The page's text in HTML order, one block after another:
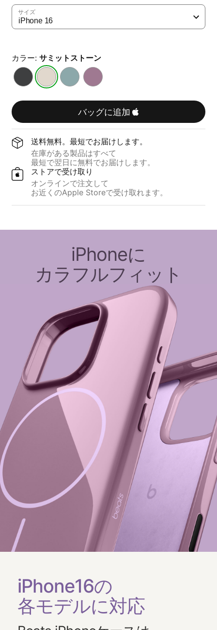
格サイズ
カラー: サミットストーン
ミ
ッ
ナ
ト
ブ
ラ
ク
サ
ミ
ト
ー
ン
リ
ッ
ド
ブ
ル
ー
サ
ン
ト
パ
ー
プ
ル
バッグに追加
送料無料。​​最短で​​お届けします。
在庫が​​ある​​製品は​​すべて
最短で​​翌日に​​無料で​​お届けします。
ストアで​​受け取り
オンラインで​​注文して
お近くの​​Apple Storeで​​受け取れます。
iPhoneに
カラフルフィット
iPhone16の
各モデルに​​対応